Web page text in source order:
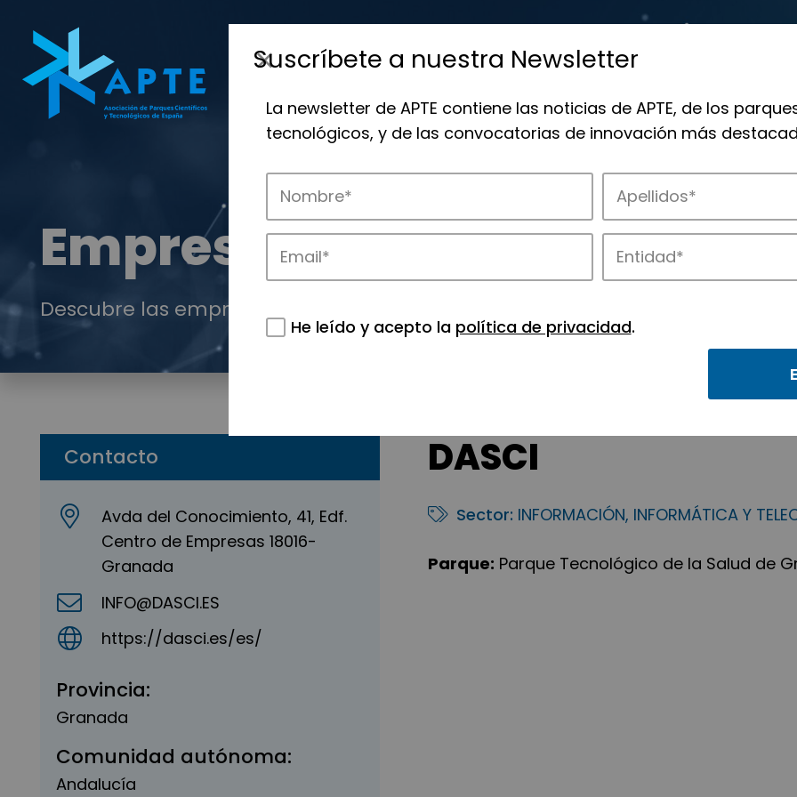
Empresas
Descubre las empresas que impulsan la innovación en los parques de APTE.
Contacto
Avda del Conocimiento, 41, Edf.
Centro de Empresas 18016-
Granada
INFO@DASCI.ES
https://dasci.es/es/
Provincia:
Granada
Comunidad autónoma:
Andalucía
DASCI
Sector: INFORMACIÓN, INFORMÁTICA Y
Parque: Parque Tecnológico de la Salud de
Suscríbete a nuestra Newsletter
La newsletter de APTE contiene las noticias de APTE, de los
tecnológicos, y de las convocatorias de innovación más
He leído y acepto la política de privacidad.